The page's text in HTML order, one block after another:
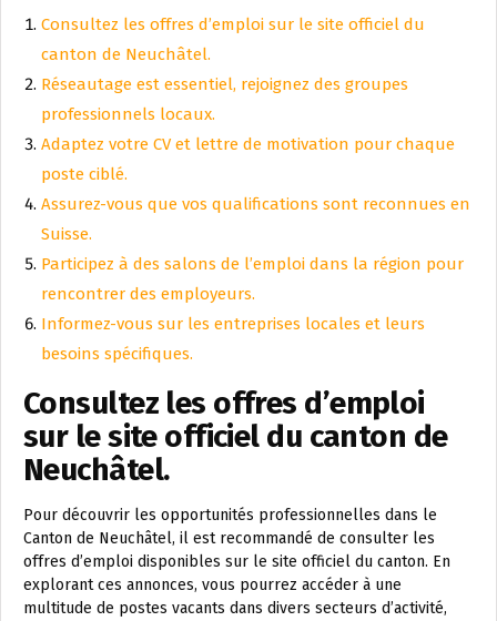
Consultez les offres d’emploi sur le site officiel du
canton de Neuchâtel.
Réseautage est essentiel, rejoignez des groupes
professionnels locaux.
Adaptez votre CV et lettre de motivation pour chaque
poste ciblé.
Assurez-vous que vos qualifications sont reconnues en
Suisse.
Participez à des salons de l’emploi dans la région pour
rencontrer des employeurs.
Informez-vous sur les entreprises locales et leurs
besoins spécifiques.
Consultez les offres d’emploi
sur le site officiel du canton de
Neuchâtel.
Pour découvrir les opportunités professionnelles dans le
Canton de Neuchâtel, il est recommandé de consulter les
offres d’emploi disponibles sur le site officiel du canton. En
explorant ces annonces, vous pourrez accéder à une
multitude de postes vacants dans divers secteurs d’activité,